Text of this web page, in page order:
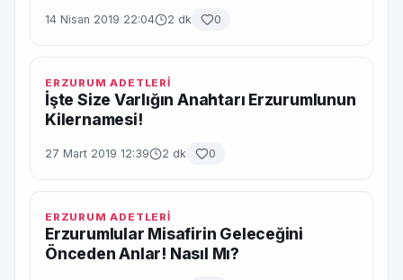
14 Nisan 2019 22:04 2 dk 0
ERZURUM ADETLERİ
İşte Size Varlığın Anahtarı Erzurumlunun
Kilernamesi!
27 Mart 2019 12:39 2 dk 0
ERZURUM ADETLERİ
Erzurumlular Misafirin Geleceğini
Önceden Anlar! Nasıl Mı?